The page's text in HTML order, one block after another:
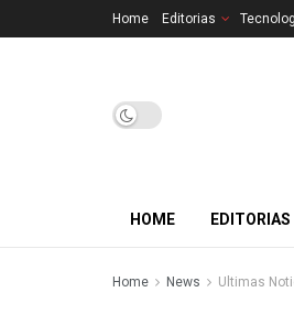
Home Editorias
HOME EDITORIAS
Home News Ultimas